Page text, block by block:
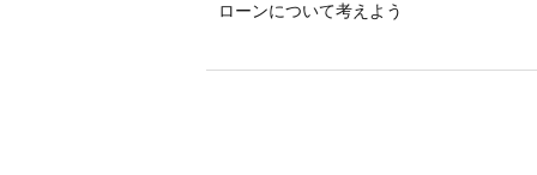
ローンについて考えよう